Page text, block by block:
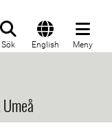
Sök English Meny